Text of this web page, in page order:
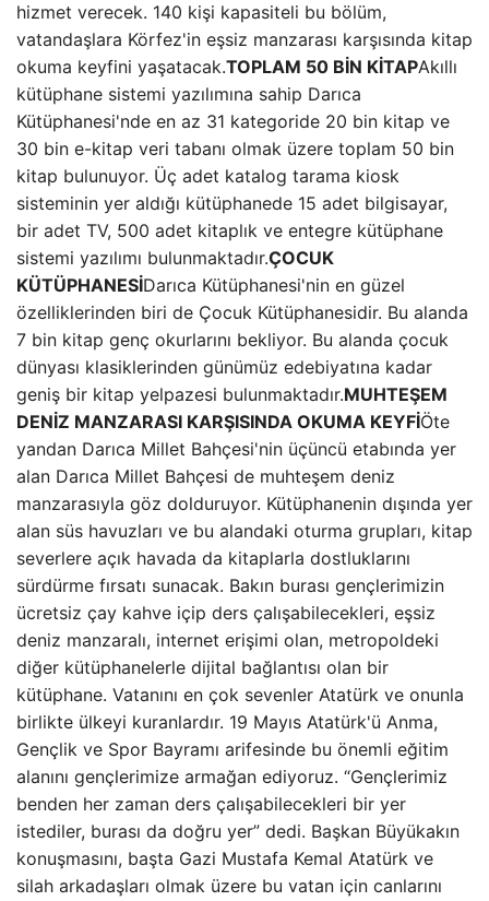
hizmet verecek. 140 kişi kapasiteli bu bölüm,
vatandaşlara Körfez'in eşsiz manzarası karşısında kitap
okuma keyfini yaşatacak.TOPLAM 50 BİN KİTAPAkıllı
kütüphane sistemi yazılımına sahip Darıca
Kütüphanesi'nde en az 31 kategoride 20 bin kitap ve
30 bin e-kitap veri tabanı olmak üzere toplam 50 bin
kitap bulunuyor. Üç adet katalog tarama kiosk
sisteminin yer aldığı kütüphanede 15 adet bilgisayar,
bir adet TV, 500 adet kitaplık ve entegre kütüphane
sistemi yazılımı bulunmaktadır.ÇOCUK
KÜTÜPHANESİDarıca Kütüphanesi'nin en güzel
özelliklerinden biri de Çocuk Kütüphanesidir. Bu alanda
7 bin kitap genç okurlarını bekliyor. Bu alanda çocuk
dünyası klasiklerinden günümüz edebiyatına kadar
geniş bir kitap yelpazesi bulunmaktadır.MUHTEŞEM
DENİZ MANZARASI KARŞISINDA OKUMA KEYFİÖte
yandan Darıca Millet Bahçesi'nin üçüncü etabında yer
alan Darıca Millet Bahçesi de muhteşem deniz
manzarasıyla göz dolduruyor. Kütüphanenin dışında yer
alan süs havuzları ve bu alandaki oturma grupları, kitap
severlere açık havada da kitaplarla dostluklarını
sürdürme fırsatı sunacak. Bakın burası gençlerimizin
ücretsiz çay kahve içip ders çalışabilecekleri, eşsiz
deniz manzaralı, internet erişimi olan, metropoldeki
diğer kütüphanelerle dijital bağlantısı olan bir
kütüphane. Vatanını en çok sevenler Atatürk ve onunla
birlikte ülkeyi kuranlardır. 19 Mayıs Atatürk'ü Anma,
Gençlik ve Spor Bayramı arifesinde bu önemli eğitim
alanını gençlerimize armağan ediyoruz. “Gençlerimiz
benden her zaman ders çalışabilecekleri bir yer
istediler, burası da doğru yer” dedi. Başkan Büyükakın
konuşmasını, başta Gazi Mustafa Kemal Atatürk ve
silah arkadaşları olmak üzere bu vatan için canlarını